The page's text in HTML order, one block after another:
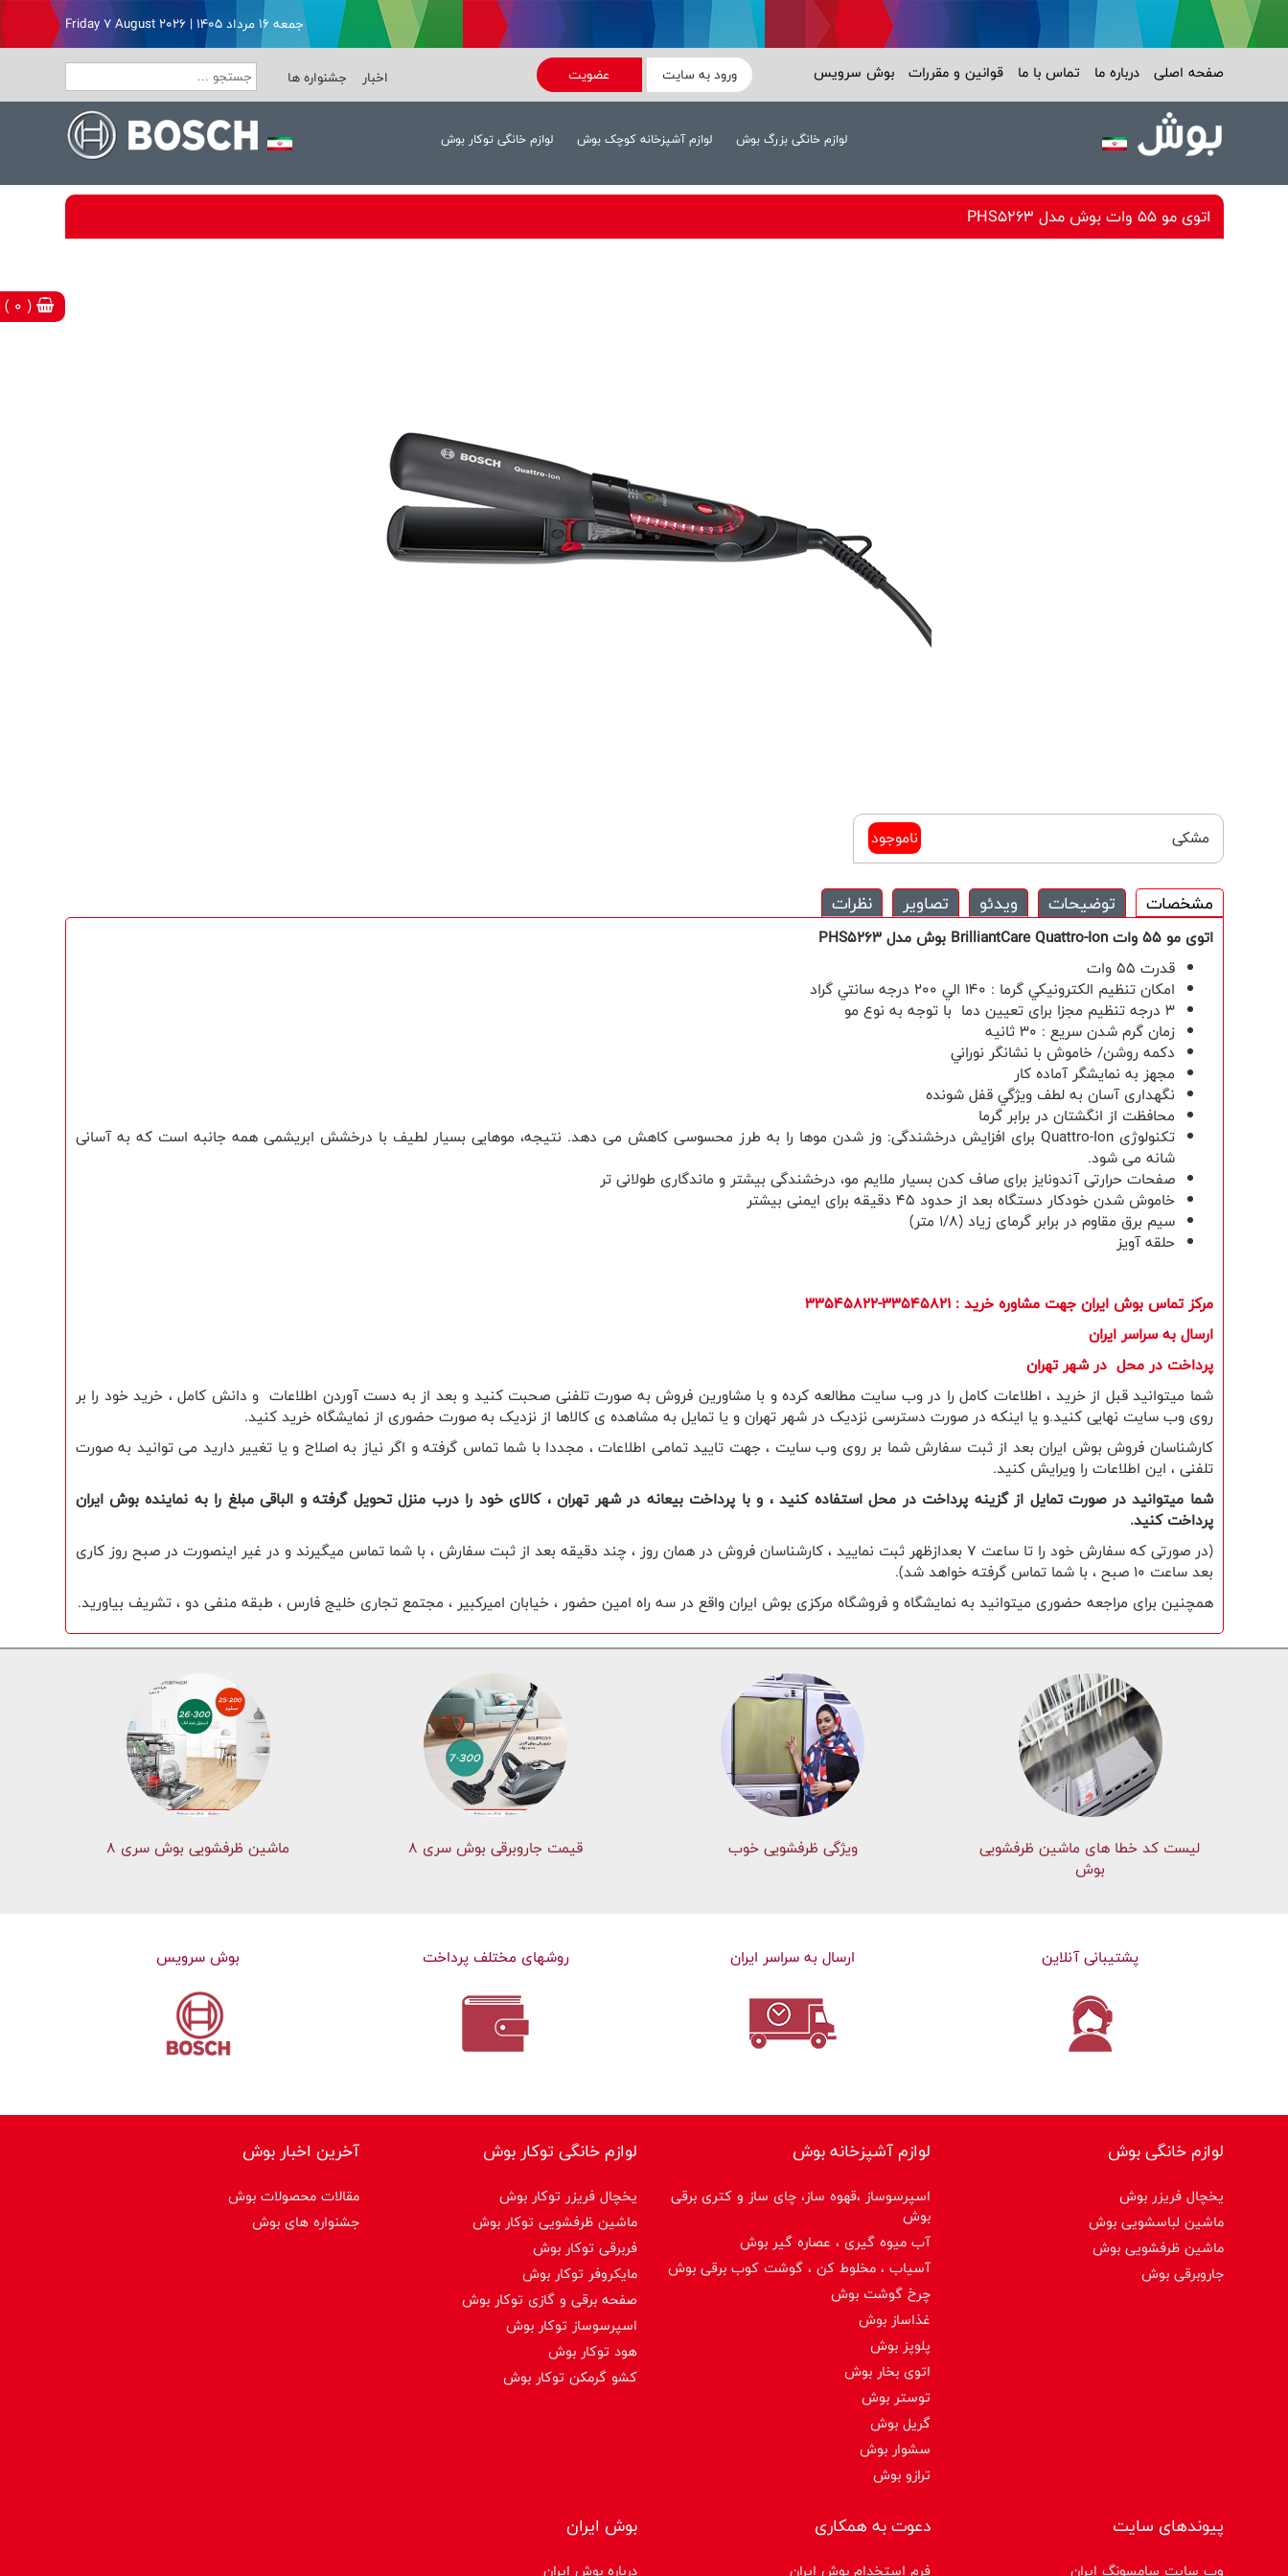
( 0 )
جمعه ۱۶ مرداد ۱۴۰۵ | Friday 7 August 2026
صفحه اصلی درباره ما تماس با ما قوانین و مقررات بوش سرویس ورود به سایت عضویت اخبار جشنواره ها
لوازم خانگی بزرگ بوش لوازم آشپزخانه کوچک بوش لوازم خانگی توکار بوش
اتوی مو 55 وات بوش مدل PHS5263
مشکی ناموجود
مشخصات توضیحات ویدئو تصاویر نظرات
اتوی مو 55 وات BrilliantCare Quattro-Ion بوش مدلPHS5263
قدرت 55 وات
امکان تنظيم الکترونيکي گرما : 140 الي 200 درجه سانتي گراد
3 درجه تنظيم مجزا برای تعیین دما با توجه به نوع مو
زمان گرم شدن سريع : 30 ثانيه
دکمه روشن/ خاموش با نشانگر نوراني
مجهز به نمايشگر آماده کار
نگهداری آسان به لطف ويژگي قفل شونده
محافظت از انگشتان در برابر گرما
تکنولوژیQuattro-Ion برای افزایش درخشندگی: وز شدن موها را به طرز محسوسی کاهش می دهد. نتیجه، موهایی بسیار لطیف با درخشش ابریشمی همه جانبه است که به آسانی
شانه می شود.
صفحات حرارتی آندونایز برای صاف کدن بسیار ملایم مو، درخشندگی بیشتر و ماندگاری طولانی تر
خاموش شدن خودکار دستگاه بعد از حدود 45 دقیقه برای ایمنی بیشتر
سیم برق مقاوم در برابر گرمای زیاد (1/8 متر)
حلقه آويز
مرکز تماس بوش ایران جهت مشاوره خرید : 33545821-33545822
ارسال به سراسر ایران
​پرداخت در محل در شهر تهران
شما میتوانید قبل از خرید ، اطلاعات کامل را در وب سایت مطالعه کرده و با مشاورین فروش به صورت تلفنی صحبت کنید و بعد از به دست آوردن اطلاعات و دانش کامل ، خرید خود را بر
روی وب سایت نهایی کنید.و یا اینکه در صورت دسترسی نزدیک در شهر تهران و یا تمایل به مشاهده ی کالاها از نزدیک به صورت حضوری از نمایشگاه خرید کنید.
کارشناسان فروش بوش ایران بعد از ثبت سفارش شما بر روی وب سایت ، جهت تایید تمامی اطلاعات ، مجددا با شما تماس گرفته و اگر نیاز به اصلاح و یا تغییر دارید می توانید به صورت
تلفنی ، این اطلاعات را ویرایش کنید.
شما میتوانید در صورت تمایل از گزینه پرداخت در محل استفاده کنید ، و با پرداخت بیعانه در شهر تهران ، کالای خود را درب منزل تحویل گرفته و الباقی مبلغ را به نماینده بوش ایران
پرداخت کنید.
(در صورتی که سفارش خود را تا ساعت 7 بعدازظهر ثبت نمایید ، کارشناسان فروش در همان روز ، چند دقیقه بعد از ثبت سفارش ، با شما تماس میگیرند و در غیر اینصورت در صبح روز کاری
بعد ساعت 10 صبح ، با شما تماس گرفته خواهد شد).
همچنین برای مراجعه حضوری میتوانید به نمایشگاه و فروشگاه مرکزی بوش ایران واقع در سه راه امین حضور ، خیابان امیرکبیر ، مجتمع تجاری خلیج فارس ، طبقه منفی دو ، تشریف بیاورید.
لیست کد خطا های ماشين ظرفشویی
بوش
ویژگی ظرفشویی خوب قیمت جاروبرقی بوش سری ۸ ماشین ظرفشویی بوش سری 8
پشتیبانی آنلاین ارسال به سراسر ایران روشهای مختلف پرداخت بوش سرویس
لوازم خانگی بوش
یخچال فریزر بوش
ماشین لباسشویی بوش
ماشین ظرفشویی بوش
جاروبرقی بوش
لوازم آشپزخانه بوش
اسپرسوساز ،قهوه ساز، چای ساز و کتری برقی
بوش
آب میوه گیری ، عصاره گیر بوش
آسیاب ، مخلوط کن ، گوشت کوب برقی بوش
چرخ گوشت بوش
غذاساز بوش
پلوپز بوش
اتوی بخار بوش
توستر بوش
گریل بوش
سشوار بوش
ترازو بوش
لوازم خانگی توکار بوش
یخچال فریزر توکار بوش
ماشین ظرفشویی توکار بوش
فربرقی توکار بوش
مایکروفر توکار بوش
صفحه برقی و گازی توکار بوش
اسپرسوساز توكار بوش
هود توکار بوش
کشو گرمکن توکار بوش
آخرین اخبار بوش
مقالات محصولات بوش
جشنواره های بوش
پیوندهای سایت
وب سایت سامسونگ ایران
دعوت به همکاری
فرم استخدام بوش ایران
بوش ایران
درباره بوش ایران